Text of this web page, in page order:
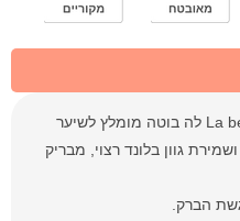
סרום סילבר פלקס פיגמנט של La beaute לה בוטה מומלץ לשיער
גוון בלונד רצוי, מבריק
הברק.